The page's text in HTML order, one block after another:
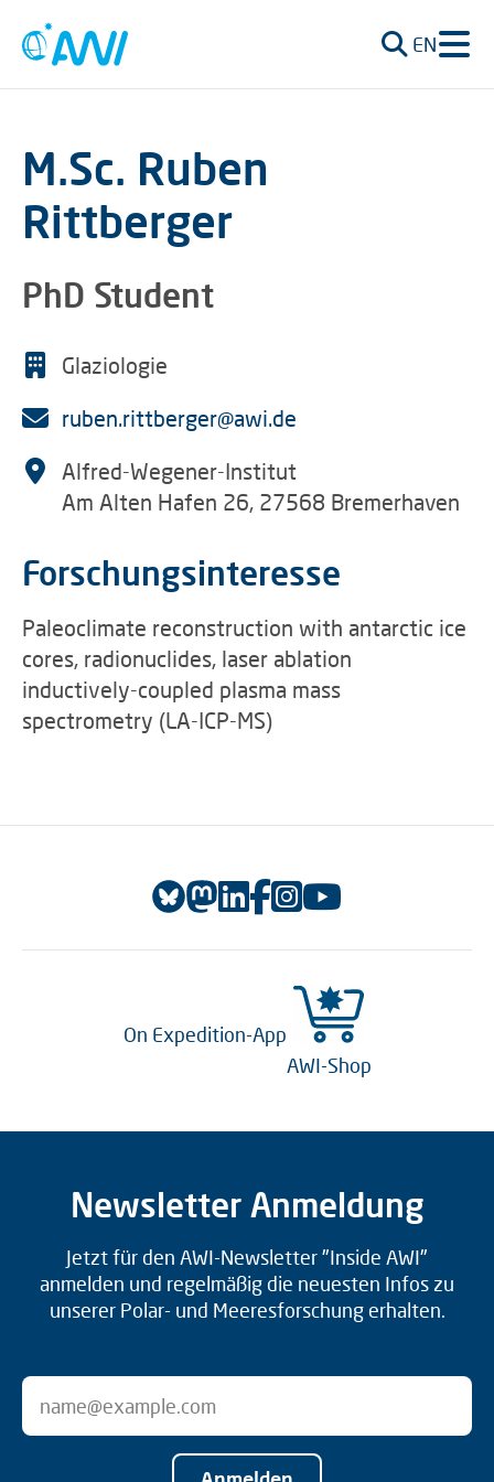
EN
M.Sc. Ruben
Rittberger
PhD Student
Glaziologie
ruben.rittberger@awi.de
Alfred-Wegener-Institut
Am Alten Hafen 26, 27568 Bremerhaven
Forschungsinteresse
Paleoclimate reconstruction with antarctic ice
cores, radionuclides, laser ablation
inductively-coupled plasma mass
spectrometry (LA-ICP-MS)
On Expedition-App
AWI-Shop
Newsletter Anmeldung
Jetzt für den AWI-Newsletter "Inside AWI"
anmelden und regelmäßig die neuesten Infos zu
unserer Polar- und Meeresforschung erhalten.